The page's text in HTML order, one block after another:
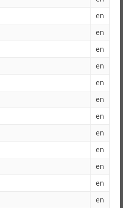
en
en
en
en
en
en
en
en
en
en
en
en